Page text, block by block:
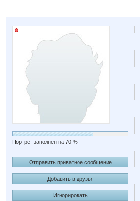
Портрет заполнен на 70 %
Отправить приватное сообщение
Добавить в друзья
Игнорировать